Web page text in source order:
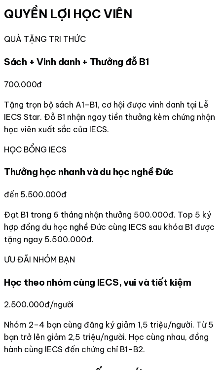
QUYỀN LỢI HỌC VIÊN
QUÀ TẶNG TRI THỨC
Sách + Vinh danh + Thưởng đỗ B1
700.000đ
Tặng trọn bộ sách A1–B1, cơ hội được vinh danh tại Lễ
IECS Star. Đỗ B1 nhận ngay tiền thưởng kèm chứng nhận
học viên xuất sắc của IECS.
HỌC BỔNG IECS
Thưởng học nhanh và du học nghề Đức
đến 5.500.000đ
Đạt B1 trong 6 tháng nhận thưởng 500.000đ. Top 5 ký
hợp đồng du học nghề Đức cùng IECS sau khóa B1 được
tặng ngay 5.500.000đ.
ƯU ĐÃI NHÓM BẠN
Học theo nhóm cùng IECS, vui và tiết kiệm
2.500.000đ/người
Nhóm 2–4 bạn cùng đăng ký giảm 1,5 triệu/người. Từ 5
bạn trở lên giảm 2,5 triệu/người. Học cùng nhau, đồng
hành cùng IECS đến chứng chỉ B1–B2.